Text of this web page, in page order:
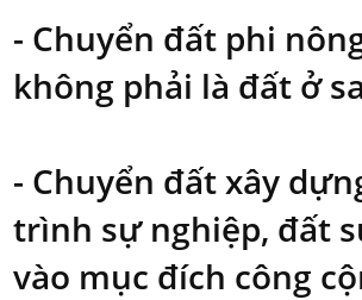
- Chuyển đất phi
không phải là đất ở
- Chuyển đất xây
trình sự nghiệp, đất
vào mục đích công